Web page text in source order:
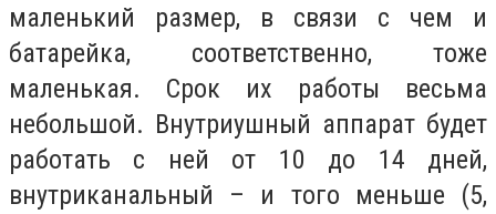
маленький размер, в связи с чем и
батарейка, соответственно, тоже
маленькая. Срок их работы весьма
небольшой. Внутриушный аппарат будет
работать с ней от 10 до 14 дней,
внутриканальный – и того меньше (5,